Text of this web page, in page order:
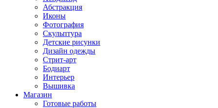
Абстракция
Иконы
Фотография
Скульптура
Детские рисунки
Дизайн одежды
Стрит-арт
Бодиарт
Интерьер
Вышивка
Магазин
Готовые работы